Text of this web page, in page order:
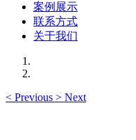
案例展示
联系方式
关于我们
< Previous > Next